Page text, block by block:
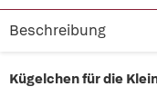
Beschreibung
Kügelchen für die